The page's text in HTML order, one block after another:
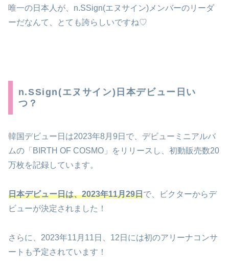
唯一の日本人が、n.SSign(エヌサイン)メンバーのリーダ
ーだなんて、とても誇らしいですね♡
n.SSign(エヌサイン)日本デビュー日い
つ？
韓国デビュー日は2023年8月9日で、デビューミニアルバ
ムの「BIRTH OF COSMO」をリリースし、初動販売数20
万枚を記録しています。
日本デビュー日は、2023年11月29日で、ビクターからデ
ビューが決定されました！
さらに、2023年11月11日、12日には初のアリーナコンサ
ートも予定されています！